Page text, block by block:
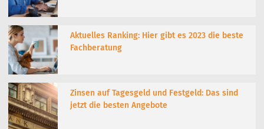
Aktuelles Ranking: Hier gibt es 2023 die beste
Fachberatung
Zinsen auf Tagesgeld und Festgeld: Das sind
jetzt die besten Angebote